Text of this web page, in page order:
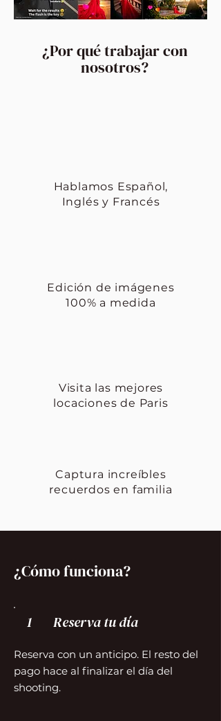
¿Por qué trabajar con
nosotros?
Hablamos Español,
Inglés y Francés
Edición de imágenes
100% a medida
Visita las mejores
locaciones de Paris
Captura increíbles
recuerdos en familia
¿Cómo funciona?
1 Reserva tu día
Reserva con un anticipo. El resto del
pago hace al finalizar el día del
shooting.